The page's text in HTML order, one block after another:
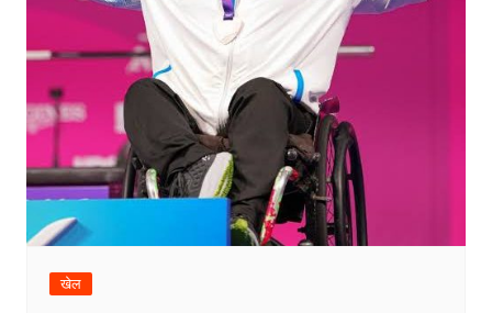
खेल